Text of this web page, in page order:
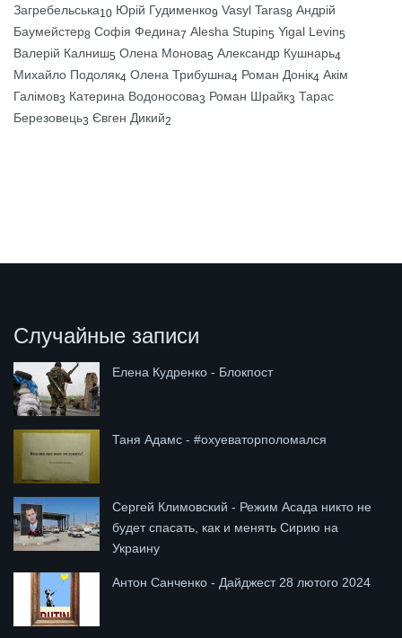
Загребельська10 Юрій Гудименко9 Vasyl Taras8 Андрій
Баумейстер8 Софія Федина7 Alesha Stupin5 Yigal Levin5
Валерій Калниш5 Олена Монова5 Александр Кушнарь4
Михайло Подоляк4 Олена Трибушна4 Роман Донік4 Акім
Галімов3 Катерина Водоносова3 Роман Шрайк3 Тарас
Березовець3 Євген Дикий2
Случайные записи
Елена Кудренко - Блокпост
Таня Адамс - #охуеваторполомался
Сергей Климовский - Режим Асада никто не
будет спасать, как и менять Сирию на
Украину
Антон Санченко - Дайджест 28 лютого 2024